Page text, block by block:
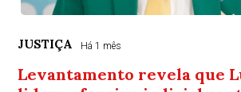
JUSTIÇA Há 1 mês
Levantamento revela que